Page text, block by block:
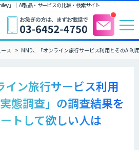
」｜ AI製品・サービスの比較・検索サイト
ス MMD、「オンライン旅行サービス利用とそのAI
イン旅行サービス利用
態調査」の調査結果を
トして欲しい人は